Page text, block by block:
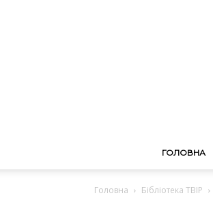
ГОЛОВНА
Головна Бібліотека ТВІР